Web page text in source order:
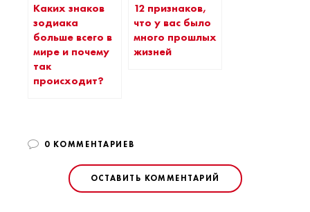
Каких знаков
зодиака
больше всего в
мире и почему
так
происходит?
12 признаков,
что у вас было
много прошлых
жизней
0 КОММЕНТАРИЕВ
ОСТАВИТЬ КОММЕНТАРИЙ